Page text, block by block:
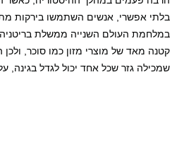
בלתי אפשרי, אנשים השתמשו בירקות
במלחמת העולם השנייה ממשלת
קטנה מאד של מוצרי מזון כמו סוכר, ולכן
שמכילה גזר שכל אחד יכול לגדל בגינה,